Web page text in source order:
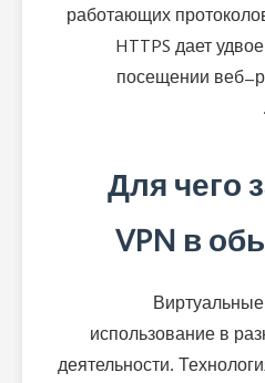
работающих
HTTPS дает
посещении веб-
Для чего
VPN в
использование в
деятельности.